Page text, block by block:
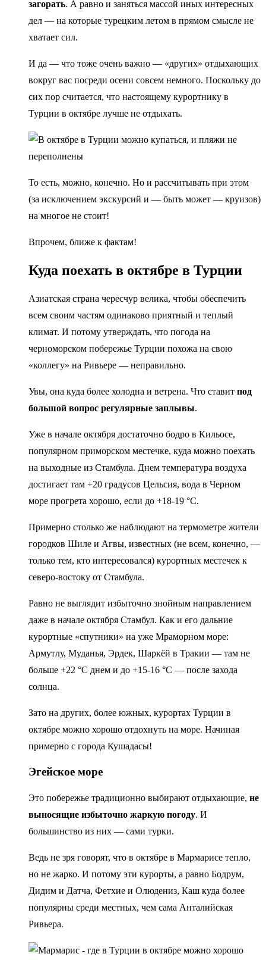
загорать. А равно и заняться массой иных интересных
дел — на которые турецким летом в прямом смысле не
хватает сил.
И да — что тоже очень важно — «других» отдыхающих
вокруг вас посреди осени совсем немного. Поскольку до
сих пор считается, что настоящему курортнику в
Турции в октябре лучше не отдыхать.
То есть, можно, конечно. Но и рассчитывать при этом
(за исключением экскурсий и — быть может — круизов)
на многое не стоит!
Впрочем, ближе к фактам!
Куда поехать в октябре в Турции
Азиатская страна чересчур велика, чтобы обеспечить
всем своим частям одинаково приятный и теплый
климат. И потому утверждать, что погода на
черноморском побережье Турции похожа на свою
«коллегу» на Ривьере — неправильно.
Увы, она куда более холодна и ветрена. Что ставит под
большой вопрос регулярные заплывы.
Уже в начале октября достаточно бодро в Кильосе,
популярном приморском местечке, куда можно поехать
на выходные из Стамбула. Днем температура воздуха
достигает там +20 градусов Цельсия, вода в Черном
море прогрета хорошо, если до +18-19 °C.
Примерно столько же наблюдают на термометре жители
городков Шиле и Агвы, известных (не всем, конечно, —
только тем, кто интересовался) курортных местечек к
северо-востоку от Стамбула.
Равно не выглядит избыточно знойным направлением
даже в начале октября Стамбул. Как и его дальние
курортные «спутники» на уже Мраморном море:
Армутлу, Муданья, Эрдек, Шаркёй в Тракии — там не
больше +22 °C днем и до +15-16 °C — после захода
солнца.
Зато на других, более южных, курортах Турции в
октябре можно хорошо отдохнуть на море. Начиная
примерно с города Кушадасы!
Эгейское море
Это побережье традиционно выбирают отдыхающие, не
выносящие избыточно жаркую погоду. И
большинство из них — сами турки.
Ведь не зря говорят, что в октябре в Мармарисе тепло,
но не жарко. И потому эти курорты, а равно Бодрум,
Дидим и Датча, Фетхие и Олюдениз, Каш куда более
популярны среди местных, чем сама Анталийская
Ривьера.